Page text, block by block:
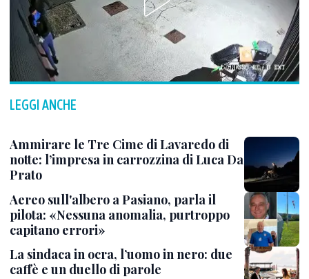
LEGGI ANCHE
Ammirare le Tre Cime di Lavaredo di
notte: l’impresa in carrozzina di Luca Da
Prato
Aereo sull'albero a Pasiano, parla il
pilota: «Nessuna anomalia, purtroppo
capitano errori»
La sindaca in ocra, l’uomo in nero: due
caffè e un duello di parole